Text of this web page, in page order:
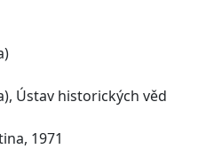
Ústav historických věd
1971